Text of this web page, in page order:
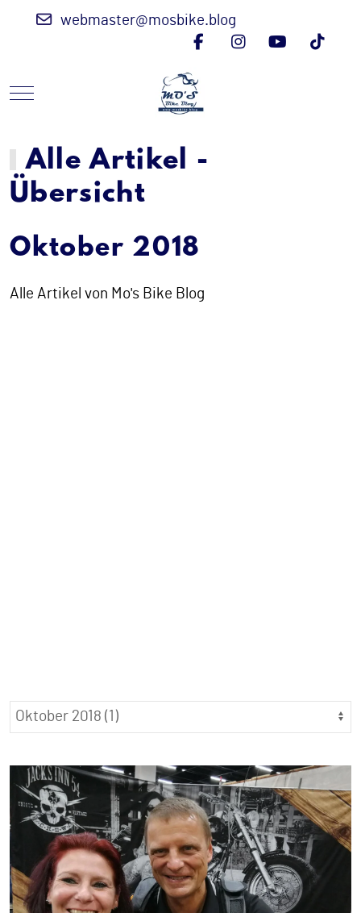
webmaster@mosbike.blog
Mobile Menu Toggle
Alle Artikel -
Übersicht
Oktober 2018
Alle Artikel von Mo's Bike Blog